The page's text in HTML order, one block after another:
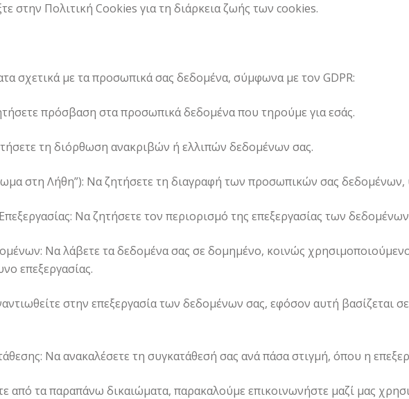
στην Πολιτική Cookies για τη διάρκεια ζωής των cookies.
σχετικά με τα προσωπικά σας δεδομένα, σύμφωνα με τον GDPR:
πρόσβαση στα προσωπικά δεδομένα που τηρούμε για εσάς.
τη διόρθωση ανακριβών ή ελλιπών δεδομένων σας.
στη Λήθη”): Να ζητήσετε τη διαγραφή των προσωπικών σας δεδομένων,
Να ζητήσετε τον περιορισμό της επεξεργασίας των
Να λάβετε τα δεδομένα σας σε δομημένο, κοινώς
επεξεργασίας.
στην επεξεργασία των δεδομένων σας, εφόσον αυτή βασίζεται
Να ανακαλέσετε τη συγκατάθεσή σας ανά πάσα στιγμή, όπου η
από τα παραπάνω δικαιώματα, παρακαλούμε επικοινωνήστε μαζί μας